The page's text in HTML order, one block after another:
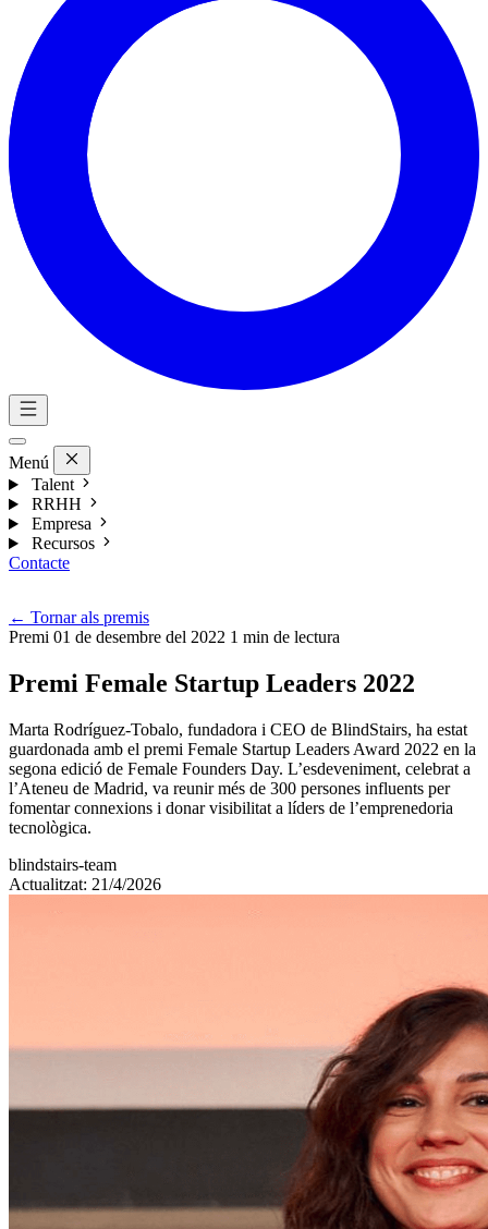
Menú
Talent
RRHH
Empresa
Recursos
Contacte
← Tornar als premis
Premi 01 de desembre del 2022 1 min de lectura
Premi Female Startup Leaders 2022
Marta Rodríguez-Tobalo, fundadora i CEO de BlindStairs, ha estat
guardonada amb el premi Female Startup Leaders Award 2022 en la
segona edició de Female Founders Day. L’esdeveniment, celebrat a
l’Ateneu de Madrid, va reunir més de 300 persones influents per
fomentar connexions i donar visibilitat a líders de l’emprenedoria
tecnològica.
blindstairs-team
Actualitzat: 21/4/2026